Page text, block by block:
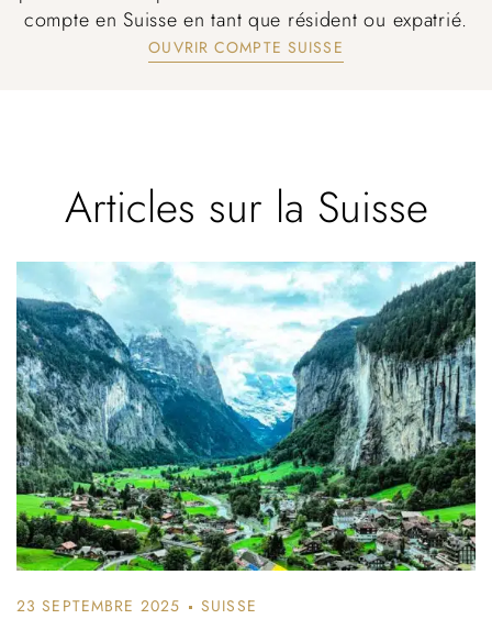
compte en Suisse en tant que résident ou expatrié.
OUVRIR COMPTE SUISSE
Articles sur la Suisse
23 SEPTEMBRE 2025 SUISSE